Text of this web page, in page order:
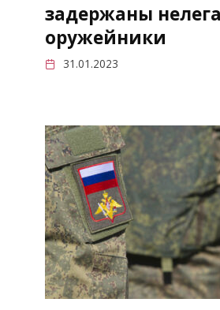
задержаны
оружейники
31.01.2023